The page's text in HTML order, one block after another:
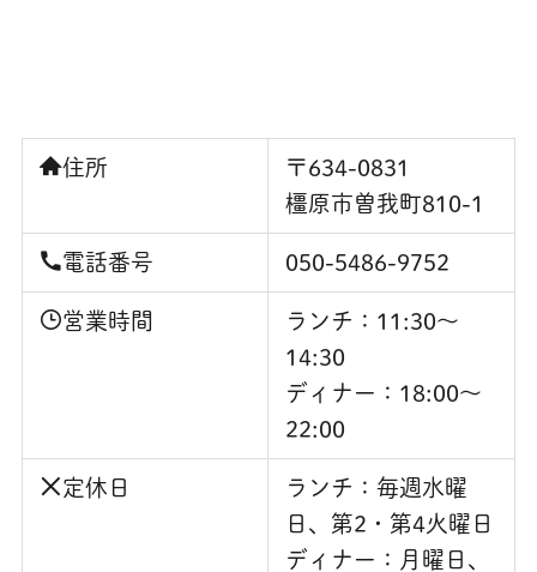
住所
〒634-0831
橿原市曽我町810-1
電話番号 050-5486-9752
営業時間
ランチ：11:30〜
14:30
ディナー：18:00〜
22:00
定休日
ランチ：毎週水曜
日、第2・第4火曜日
ディナー：月曜日、